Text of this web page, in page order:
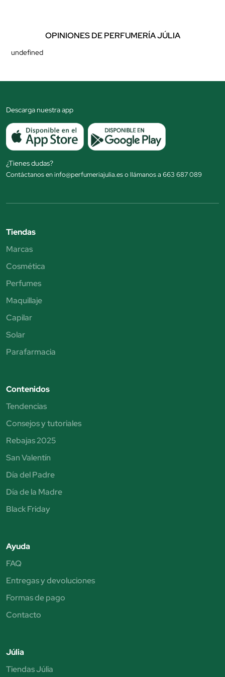
OPINIONES DE PERFUMERÍA JÚLIA
undefined
Descarga nuestra app
¿Tienes dudas?
Contáctanos en info@perfumeriajulia.es o llámanos a 663 687 089
Tiendas
Marcas
Cosmética
Perfumes
Maquillaje
Capilar
Solar
Parafarmacia
Contenidos
Tendencias
Consejos y tutoriales
Rebajas 2025
San Valentín
Día del Padre
Día de la Madre
Black Friday
Ayuda
FAQ
Entregas y devoluciones
Formas de pago
Contacto
Júlia
Tiendas Júlia